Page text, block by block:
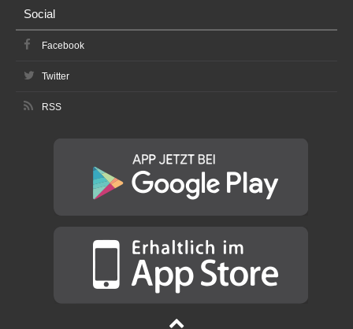
Social
Facebook
Twitter
RSS